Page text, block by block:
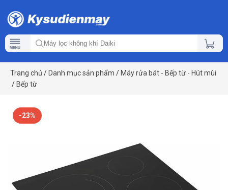
Trang chủ / Danh mục sản phẩm / Máy rửa bát - Bếp từ - Hút mùi
/ Bếp từ
-23%